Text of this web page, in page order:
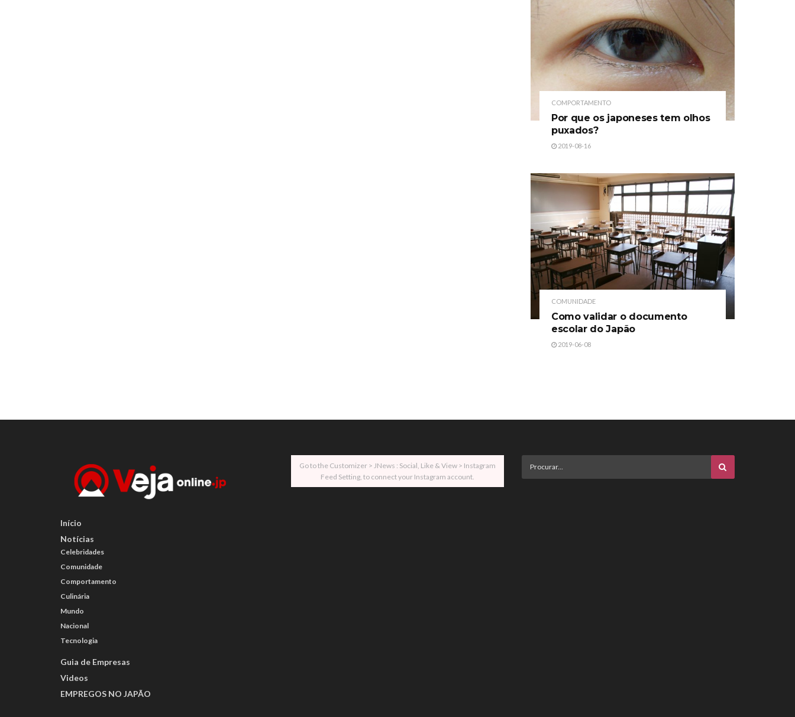
COMPORTAMENTO
Por que os japoneses tem olhos
puxados?
2019-08-16
COMUNIDADE
Como validar o documento
escolar do Japão
2019-06-08
Início
Notícias
Celebridades
Comunidade
Comportamento
Culinária
Mundo
Nacional
Tecnologia
Guia de Empresas
Videos
EMPREGOS NO JAPÃO
Go to the Customizer > JNews : Social, Like & View > Instagram
Feed Setting, to connect your Instagram account.